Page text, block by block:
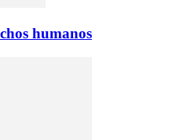
humanos